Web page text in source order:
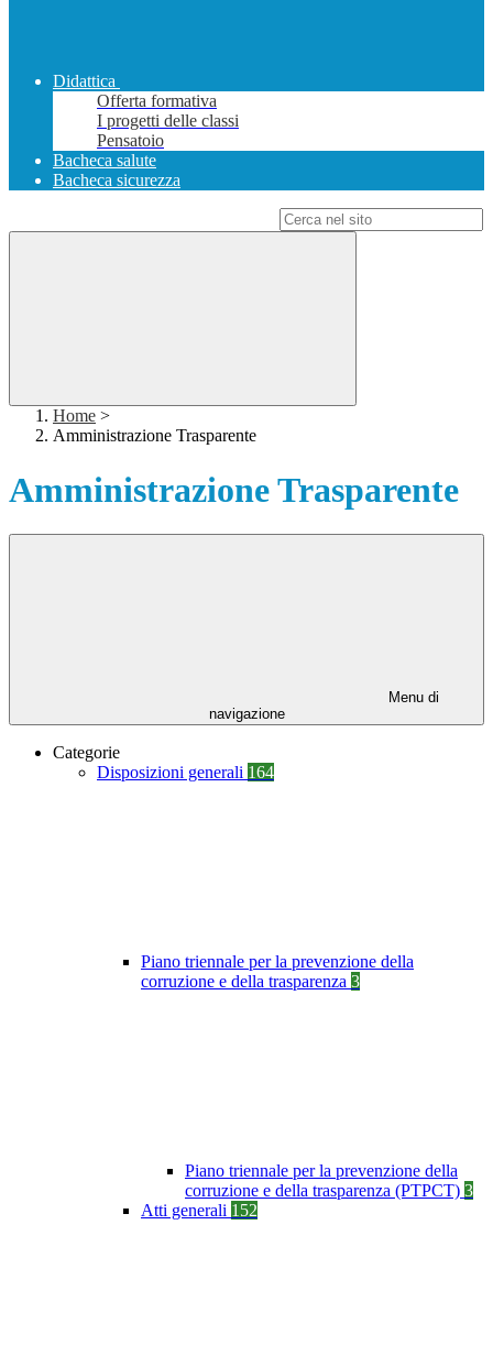
Didattica
Offerta formativa
I progetti delle classi
Pensatoio
Bacheca salute
Bacheca sicurezza
Home >
Amministrazione Trasparente
Amministrazione Trasparente
Menu di
navigazione
Categorie
Disposizioni generali 164
Piano triennale per la prevenzione della
corruzione e della trasparenza 3
Piano triennale per la prevenzione della
corruzione e della trasparenza (PTPCT) 3
Atti generali 152